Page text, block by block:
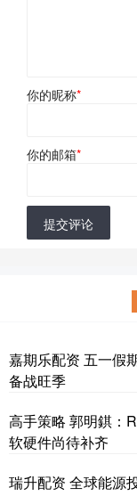
你的昵称*
你的邮箱*
提交评论
嘉期乐配资 五一假
备战旺季
高手策略 郭明錤：
软硬件尚待补齐
瑞升配资 全球能源